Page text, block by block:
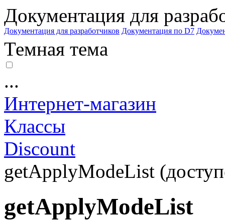
Документация для
Документация для разработчиков Документация по D7
Темная тема
...
Интернет-магазин
Классы
Discount
getApplyModeList
getApplyModeList